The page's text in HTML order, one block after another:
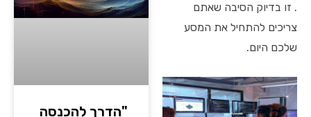
. זו בדיוק הסיבה שאתם
צריכים להתחיל את המסע
שלכם היום.
"הדרך להכנסה